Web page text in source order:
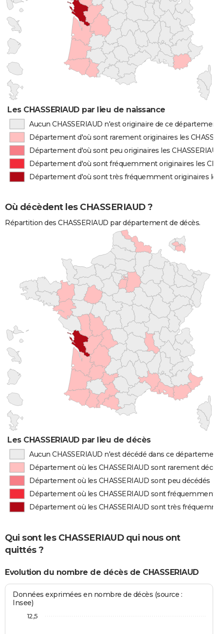
Les CHASSERIAUD par lieu de naissance
Aucun CHASSERIAUD n'est originaire de ce
Département d'où sont rarement originaires les
Département d'où sont peu originaires les
Département d'où sont fréquemment originaires les
Département d'où sont très fréquemment originaires
Où décèdent les CHASSERIAUD ?
Répartition des CHASSERIAUD par département de décès.
Les CHASSERIAUD par lieu de décès
Aucun CHASSERIAUD n'est décédé dans ce
Département où les CHASSERIAUD sont rarement
Département où les CHASSERIAUD sont peu décédés
Département où les CHASSERIAUD sont fréquemment
Département où les CHASSERIAUD sont très
Qui sont les CHASSERIAUD qui nous ont
quittés ?
Evolution du nombre de décès de CHASSERIAUD
Données exprimées en nombre de décès (source :
Insee)
12,5